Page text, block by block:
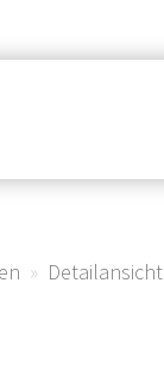
Detailansicht